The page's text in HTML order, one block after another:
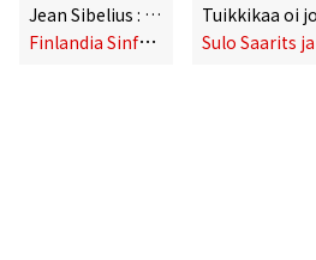
Jean Sibelius : Works for Small Orchestra
F
inlandia Sinfonietta